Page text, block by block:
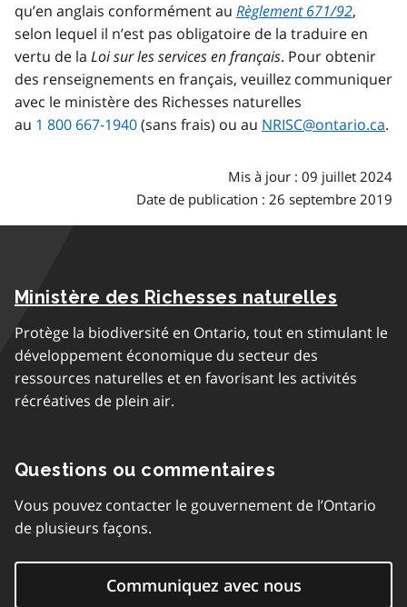
qu’en anglais conformément au Règlement 671/92,
selon lequel il n’est pas obligatoire de la traduire en
vertu de la Loi sur les services en français. Pour obtenir
des renseignements en français, veuillez communiquer
avec le ministère des Richesses naturelles
au 1 800 667-1940(sans frais) ou au NRISC@ontario.ca.
Mis à jour : 09 juillet 2024
Date de publication : 26 septembre 2019
Ministère des Richesses naturelles
Protège la biodiversité en Ontario, tout en stimulant le
développement économique du secteur des
ressources naturelles et en favorisant les activités
récréatives de plein air.
Questions ou commentaires
Vous pouvez contacter le gouvernement de l’Ontario
de plusieurs façons.
Communiquez avec nous